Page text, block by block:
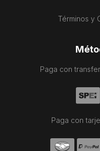
Términos y
Paga con
Paga con